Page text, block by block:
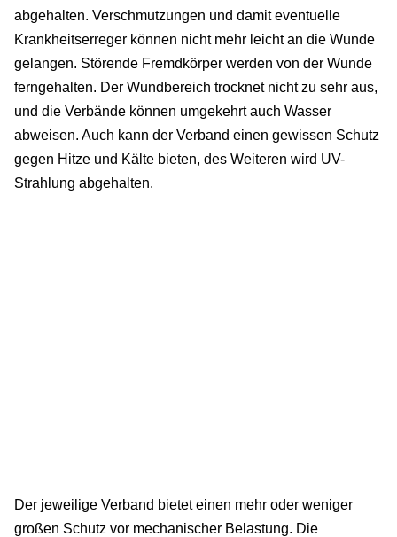
abgehalten. Verschmutzungen und damit eventuelle
Krankheitserreger können nicht mehr leicht an die Wunde
gelangen. Störende Fremdkörper werden von der Wunde
ferngehalten. Der Wundbereich trocknet nicht zu sehr aus,
und die Verbände können umgekehrt auch Wasser
abweisen. Auch kann der Verband einen gewissen Schutz
gegen Hitze und Kälte bieten, des Weiteren wird UV-
Strahlung abgehalten.
Der jeweilige Verband bietet einen mehr oder weniger
großen Schutz vor mechanischer Belastung. Die